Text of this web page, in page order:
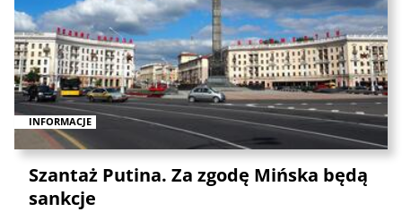
INFORMACJE
Szantaż Putina. Za zgodę Mińska będą
sankcje